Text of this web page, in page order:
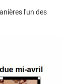
l'un des